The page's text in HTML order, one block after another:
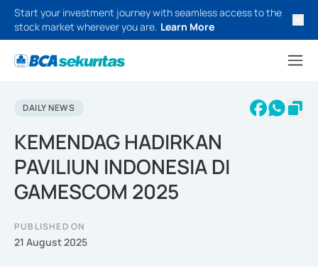
Start your investment journey with seamless access to the
stock market wherever you are. Learn More
DAILY NEWS
KEMENDAG HADIRKAN
PAVILIUN INDONESIA DI
GAMESCOM 2025
PUBLISHED ON
21 August 2025